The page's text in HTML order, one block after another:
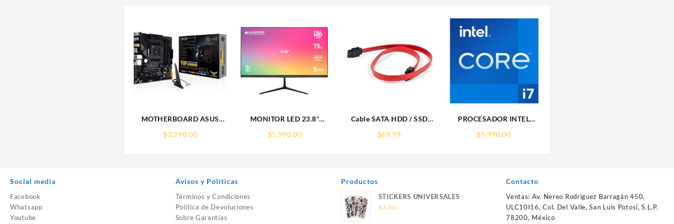
MOTHERBOARD ASUS
WIFI II) SOCKET
$3,290.00
MONITOR LED 23.8″
SP240,1920*1080,75HZ,5MS,HDMI,VGA,DC,ALTAVOCES,INCLINACION,NEGR
$1,990.00
Cable SATA HDD / SSD
340700
$69.99
PROCESADOR INTEL
12700F S-1700 12CORES
$5,990.00
Social media
Facebook
Whatsapp
Youtube
Avisos y Políticas
Términos y Condiciones
Política de Devoluciones
Sobre Garantías
Productos
STICKERS UNIVERSALES
$3.00
Contacto
Ventas: Av. Nereo Rodriguez Barragán 450,
ULC10I16, Col. Del Valle, San Luis Potosí, S.L.P.
78200, México